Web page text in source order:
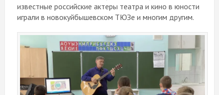
известные российские актеры театра и кино в юности
играли в новокуйбышевском ТЮЗе и многим другим.